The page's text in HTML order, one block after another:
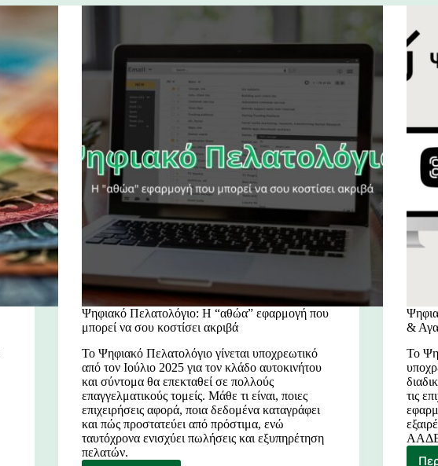
Ψηφιακό Πελατολόγιο: Η “αθώα” εφαρμογή που
μπορεί να σου κοστίσει ακριβά
Το Ψηφιακό Πελατολόγιο γίνεται υποχρεωτικό
από τον Ιούλιο 2025 για τον κλάδο αυτοκινήτου
και σύντομα θα επεκταθεί σε πολλούς
επαγγελματικούς τομείς. Μάθε τι είναι, ποιες
επιχειρήσεις αφορά, ποια δεδομένα καταγράφει
και πώς προστατεύει από πρόστιμα, ενώ
ταυτόχρονα ενισχύει πωλήσεις και εξυπηρέτηση
πελατών.
&
Το
τις
ΑΑΔΕ,